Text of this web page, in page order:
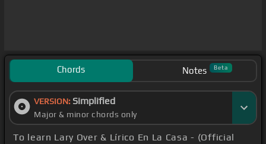
Chords Notes Beta
VERSION: Simplified
Major & minor chords only
To learn Lary Over & Lírico En La Casa - (Official